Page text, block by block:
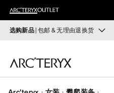
选购新品| 包邮 & 无理由退换货
运动员的需求，设计师的
同时，启发全新的解决方案
装备
VEILANCE
发现